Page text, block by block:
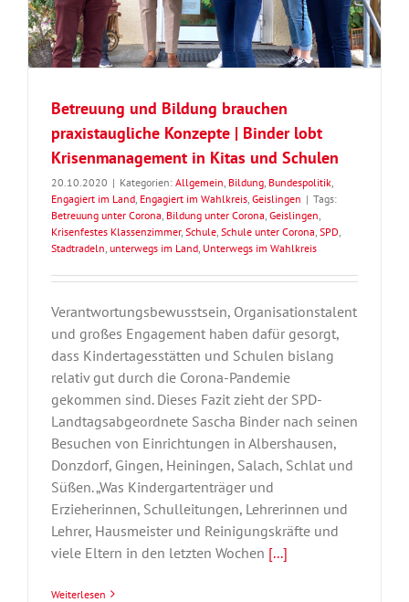
Betreuung und Bildung brauchen
praxistaugliche Konzepte | Binder lobt
Krisenmanagement in Kitas und Schulen
20.10.2020 | Kategorien: Allgemein Bildung Bundespolitik
Engagiert im Land Engagiert im Wahlkreis Geislingen | Tags:
Betreuung unter Corona Bildung unter Corona Geislingen
Krisenfestes Klassenzimmer, Schule Schule unter Corona SPD
Stadtradeln unterwegs im Land Unterwegs im Wahlkreis
Verantwortungsbewusstsein, Organisationstalent
und großes Engagement haben dafür gesorgt,
dass Kindertagesstätten und Schulen bislang
relativ gut durch die Corona-Pandemie
gekommen sind. Dieses Fazit zieht der SPD-
Landtagsabgeordnete Sascha Binder nach seinen
Besuchen von Einrichtungen in Albershausen,
Donzdorf, Gingen, Heiningen, Salach, Schlat und
Süßen. „Was Kindergartenträger und
Erzieherinnen, Schulleitungen, Lehrerinnen und
Lehrer, Hausmeister und Reinigungskräfte und
viele Eltern in den letzten Wochen [...]
Weiterlesen